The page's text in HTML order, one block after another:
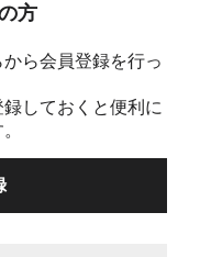
方
ら会員登録を行っ
しておくと便利に